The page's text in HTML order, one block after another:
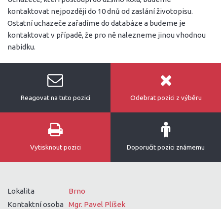
kontaktovat nejpozději do 10 dnů od zaslání životopisu.
Ostatní uchazeče zařadíme do databáze a budeme je
kontaktovat v případě, že pro ně nalezneme jinou vhodnou
nabídku.
Reagovat na tuto pozici Odebrat pozici z výběru
Vytisknout pozici Doporučit pozici známemu
Lokalita
Brno
Kontaktní osoba Mgr. Pavel Plíšek